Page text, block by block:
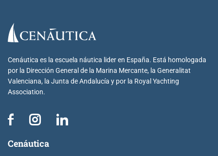
Cenáutica es la escuela náutica lider en España. Está homologada
por la Dirección General de la Marina Mercante, la Generalitat
Valenciana, la Junta de Andalucía y por la Royal Yachting
Association.
Cenáutica